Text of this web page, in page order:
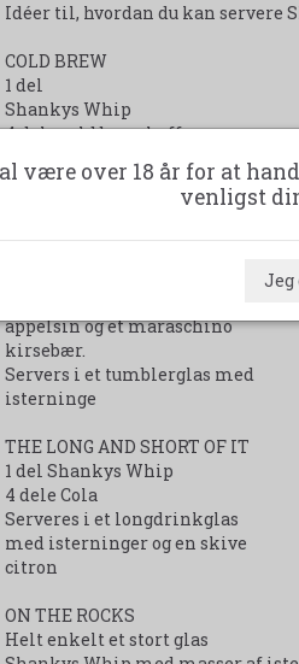
Idéer til, hvordan du kan servere
COLD BREW
1 del
Shankys Whip
4 dele cold brew kaffe
Serveres i et Martiniglas
Med isterninger.
1 del 1814 Aperitivo Bitters og
appelsin og et maraschino
kirsebær.
Servers i et tumblerglas med
isterninge
THE LONG AND SHORT OF IT
1 del Shankys Whip
4 dele Cola
Serveres i et longdrinkglas
med isterninger og en skive
citron
ON THE ROCKS
Helt enkelt et stort glas
være over 18 år for at
venligst
Jeg